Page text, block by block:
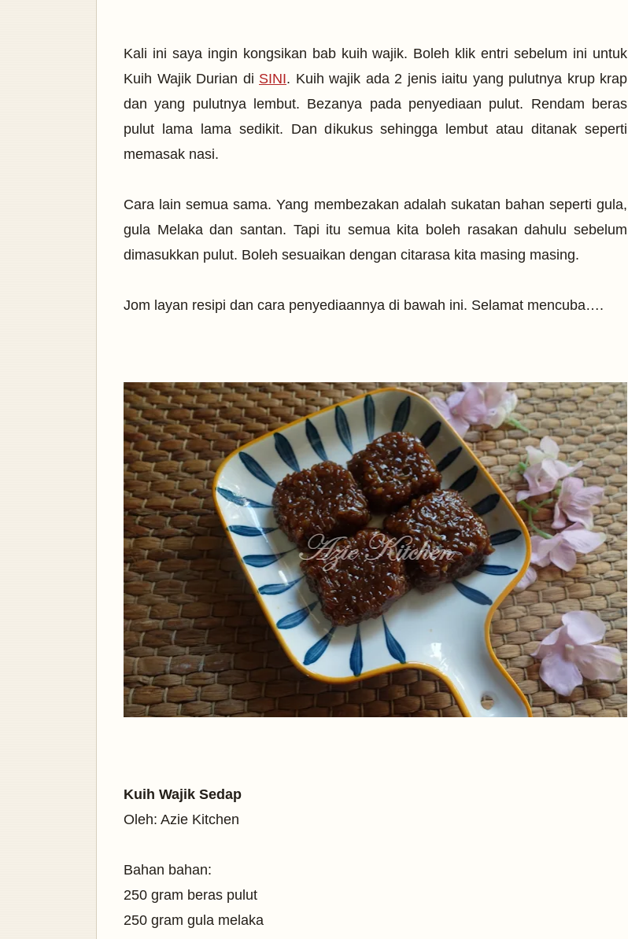
Kali ini saya ingin kongsikan bab kuih wajik. Boleh klik entri sebelum ini untuk
Kuih Wajik Durian di SINI. Kuih wajik ada 2 jenis iaitu yang pulutnya krup krap
dan yang pulutnya lembut. Bezanya pada penyediaan pulut. Rendam beras
pulut lama lama sedikit. Dan dikukus sehingga lembut atau ditanak seperti
memasak nasi.
Cara lain semua sama. Yang membezakan adalah sukatan bahan seperti gula,
gula Melaka dan santan. Tapi itu semua kita boleh rasakan dahulu sebelum
dimasukkan pulut. Boleh sesuaikan dengan citarasa kita masing masing.
Jom layan resipi dan cara penyediaannya di bawah ini. Selamat mencuba….
Kuih Wajik Sedap
Oleh: Azie Kitchen
Bahan bahan:
250 gram beras pulut
250 gram gula melaka